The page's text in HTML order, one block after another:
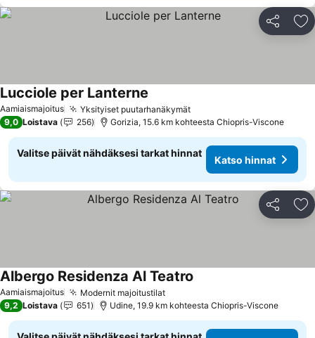
Jaa
Aamiaismajoitus Yksityiset puutarhanäkymät
Lucciole per Lanterne
9,0 Loistava 256 Gorizia, 15.6 km kohteesta Chiopris-Viscone
Valitse päivät nähdäksesi tarkat hinnat
Katso hinnat
Jaa
Aamiaismajoitus Modernit majoitustilat
Albergo Residenza Al Teatro
9,2 Loistava 651 Udine, 19.9 km kohteesta Chiopris-Viscone